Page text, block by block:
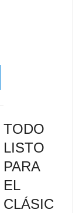
TODO
LISTO
PARA
EL
CLÁSIC